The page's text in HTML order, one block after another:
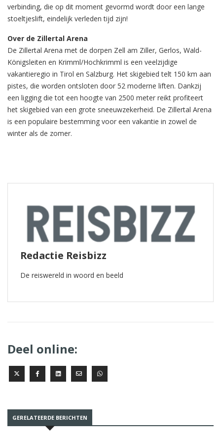
verbinding, die op dit moment gevormd wordt door een lange
stoeltjeslift, eindelijk verleden tijd zijn!
Over de Zillertal Arena
De Zillertal Arena met de dorpen Zell am Ziller, Gerlos, Wald-
Königsleiten en Krimml/Hochkrimml is een veelzijdige
vakantieregio in Tirol en Salzburg. Het skigebied telt 150 km aan
pistes, die worden ontsloten door 52 moderne liften. Dankzij
een ligging die tot een hoogte van 2500 meter reikt profiteert
het skigebied van een grote sneeuwzekerheid. De Zillertal Arena
is een populaire bestemming voor een vakantie in zowel de
winter als de zomer.
Redactie Reisbizz
De reiswereld in woord en beeld
Deel online:
GERELATEERDE BERICHTEN